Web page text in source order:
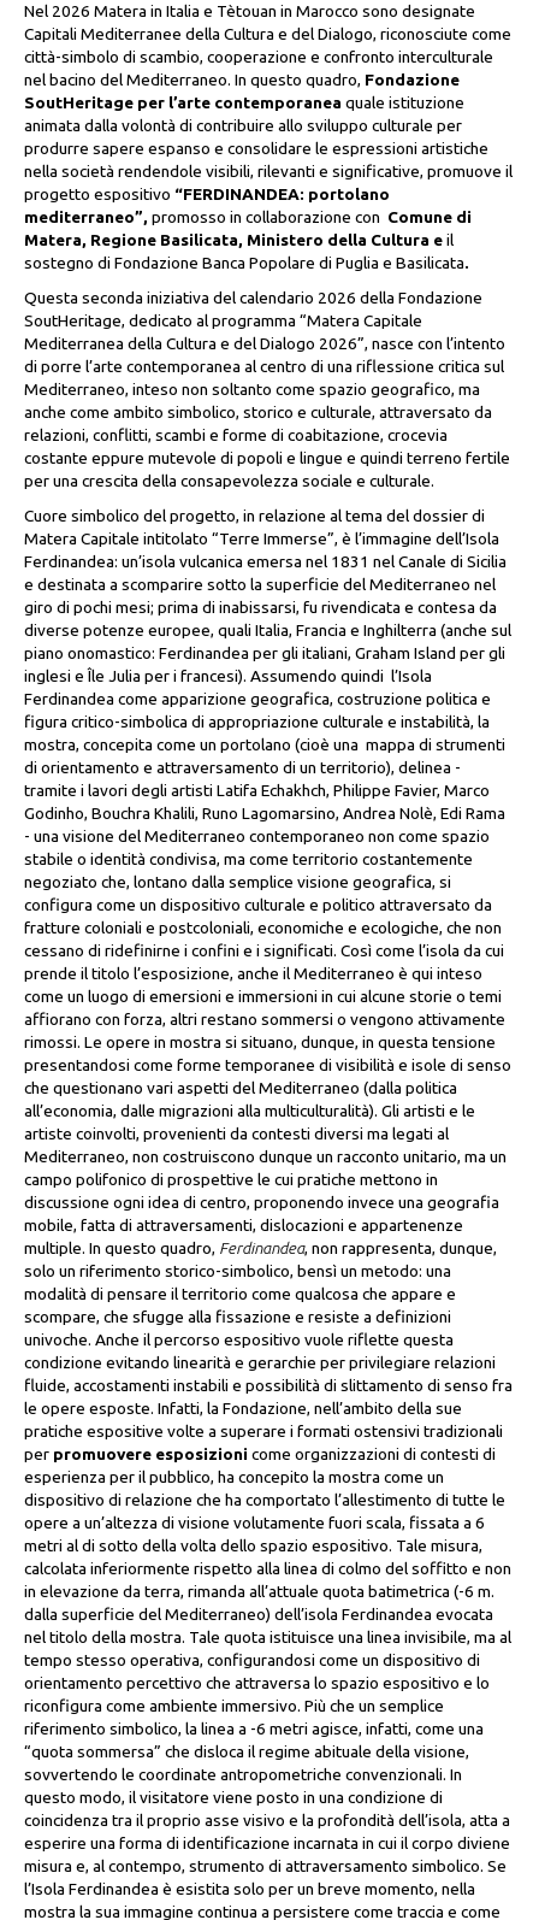
Nel 2026 Matera in Italia e Tètouan in Marocco sono designate
Capitali Mediterranee della Cultura e del Dialogo, riconosciute come
città-simbolo di scambio, cooperazione e confronto interculturale
nel bacino del Mediterraneo. In questo quadro, Fondazione
SoutHeritage per l’arte contemporanea quale istituzione
animata dalla volontà di contribuire allo sviluppo culturale per
produrre sapere espanso e consolidare le espressioni artistiche
nella società rendendole visibili, rilevanti e significative, promuove il
progetto espositivo “FERDINANDEA: portolano
mediterraneo”, promosso in collaborazione con Comune di
Matera, Regione Basilicata, Ministero della Cultura eil
sostegno di Fondazione Banca Popolare di Puglia e Basilicata.
Questa seconda iniziativa del calendario 2026 della Fondazione
SoutHeritage, dedicato al programma “Matera Capitale
Mediterranea della Cultura e del Dialogo 2026”, nasce con l’intento
di porre l’arte contemporanea al centro di una riflessione critica sul
Mediterraneo, inteso non soltanto come spazio geografico, ma
anche come ambito simbolico, storico e culturale, attraversato da
relazioni, conflitti, scambi e forme di coabitazione, crocevia
costante eppure mutevole di popoli e lingue e quindi terreno fertile
per una crescita della consapevolezza sociale e culturale.
Cuore simbolico del progetto, in relazione al tema del dossier di
Matera Capitale intitolato “Terre Immerse”, è l’immagine dell’Isola
Ferdinandea: un’isola vulcanica emersa nel 1831 nel Canale di Sicilia
e destinata a scomparire sotto la superficie del Mediterraneo nel
giro di pochi mesi; prima di inabissarsi, fu rivendicata e contesa da
diverse potenze europee, quali Italia, Francia e Inghilterra (anche sul
piano onomastico: Ferdinandea per gli italiani, Graham Island per gli
inglesi e Île Julia per i francesi). Assumendo quindi l’Isola
Ferdinandea come apparizione geografica, costruzione politica e
figura critico-simbolica di appropriazione culturale e instabilità, la
mostra, concepita come un portolano (cioè una mappa di strumenti
di orientamento e attraversamento di un territorio), delinea -
tramite i lavori degli artisti Latifa Echakhch, Philippe Favier, Marco
Godinho, Bouchra Khalili, Runo Lagomarsino, Andrea Nolè, Edi Rama
- una visione del Mediterraneo contemporaneo non come spazio
stabile o identità condivisa, ma come territorio costantemente
negoziato che, lontano dalla semplice visione geografica, si
configura come un dispositivo culturale e politico attraversato da
fratture coloniali e postcoloniali, economiche e ecologiche, che non
cessano di ridefinirne i confini e i significati. Così come l’isola da cui
prende il titolo l’esposizione, anche il Mediterraneo è qui inteso
come un luogo di emersioni e immersioni in cui alcune storie o temi
affiorano con forza, altri restano sommersi o vengono attivamente
rimossi. Le opere in mostra si situano, dunque, in questa tensione
presentandosi come forme temporanee di visibilità e isole di senso
che questionano vari aspetti del Mediterraneo (dalla politica
all’economia, dalle migrazioni alla multiculturalità). Gli artisti e le
artiste coinvolti, provenienti da contesti diversi ma legati al
Mediterraneo, non costruiscono dunque un racconto unitario, ma un
campo polifonico di prospettive le cui pratiche mettono in
discussione ogni idea di centro, proponendo invece una geografia
mobile, fatta di attraversamenti, dislocazioni e appartenenze
multiple. In questo quadro, Ferdinandea, non rappresenta, dunque,
solo un riferimento storico-simbolico, bensì un metodo: una
modalità di pensare il territorio come qualcosa che appare e
scompare, che sfugge alla fissazione e resiste a definizioni
univoche. Anche il percorso espositivo vuole riflette questa
condizione evitando linearità e gerarchie per privilegiare relazioni
fluide, accostamenti instabili e possibilità di slittamento di senso fra
le opere esposte. Infatti, la Fondazione, nell’ambito della sue
pratiche espositive volte a superare i formati ostensivi tradizionali
per promuovere esposizioni come organizzazioni di contesti di
esperienza per il pubblico, ha concepito la mostra come un
dispositivo di relazione che ha comportato l’allestimento di tutte le
opere a un’altezza di visione volutamente fuori scala, fissata a 6
metri al di sotto della volta dello spazio espositivo. Tale misura,
calcolata inferiormente rispetto alla linea di colmo del soffitto e non
in elevazione da terra, rimanda all’attuale quota batimetrica (-6 m.
dalla superficie del Mediterraneo) dell’isola Ferdinandea evocata
nel titolo della mostra. Tale quota istituisce una linea invisibile, ma al
tempo stesso operativa, configurandosi come un dispositivo di
orientamento percettivo che attraversa lo spazio espositivo e lo
riconfigura come ambiente immersivo. Più che un semplice
riferimento simbolico, la linea a -6 metri agisce, infatti, come una
“quota sommersa” che disloca il regime abituale della visione,
sovvertendo le coordinate antropometriche convenzionali. In
questo modo, il visitatore viene posto in una condizione di
coincidenza tra il proprio asse visivo e la profondità dell’isola, atta a
esperire una forma di identificazione incarnata in cui il corpo diviene
misura e, al contempo, strumento di attraversamento simbolico. Se
l’Isola Ferdinandea è esistita solo per un breve momento, nella
mostra la sua immagine continua a persistere come traccia e come